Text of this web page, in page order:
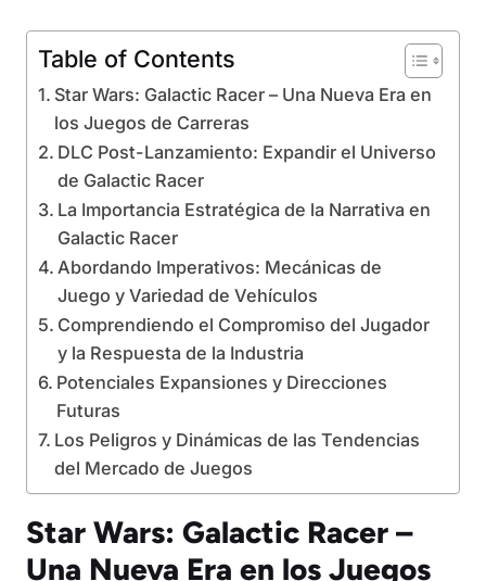
Table of Contents
Star Wars: Galactic Racer – Una Nueva Era en
los Juegos de Carreras
DLC Post-Lanzamiento: Expandir el Universo
de Galactic Racer
La Importancia Estratégica de la Narrativa en
Galactic Racer
Abordando Imperativos: Mecánicas de
Juego y Variedad de Vehículos
Comprendiendo el Compromiso del Jugador
y la Respuesta de la Industria
Potenciales Expansiones y Direcciones
Futuras
Los Peligros y Dinámicas de las Tendencias
del Mercado de Juegos
Star Wars: Galactic Racer –
Una Nueva Era en los Juegos